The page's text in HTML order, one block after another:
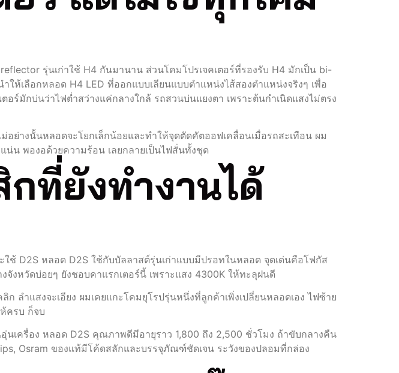
รุ่นเก่าใช้ H4 กันมานาน ส่วนโคมโปรเจคเตอร์ที่รองรับ H4 มักเป็น bi-
ห้เลือกหลอด H4 LED ที่ออกแบบเลียนแบบตำแหน่งไส้สองตำแหน่งจริงๆ เพื่อ
ร์มักบ่นว่าไฟต่ำสว่างแค่กลางใกล้ รถสวนบ่นแยงตา เพราะต้นกำเนิดแสงไม่ตรง
ย่างนั้นหลอดจะโยกเล็กน้อยและทำให้จุดตัดคัตออฟเคลื่อนเมื่อรถสะเทือน ผม
น่น พองอด้วยความร้อน เลยกลายเป็นไฟสั่นทั้งชุด
ที่ยังทำงานได้
ช้ D2S หลอด D2S ใช้กับบัลลาสต์รุ่นเก่าแบบมีปรอทในหลอด จุดเด่นคือโฟกัส
หวัดบ่อยๆ ยังชอบคาแรกเตอร์นี้ เพราะแสง 4300K ให้ทะลุฝนดี
ลำแสงจะเอียง ผมเคยแกะโคมยุโรปรุ่นหนึ่งที่ลูกค้าเพิ่งเปลี่ยนหลอดเอง ไฟซ้าย
ครบ ก็จบ
นเครื่อง หลอด D2S คุณภาพดีมีอายุราว 1,800 ถึง 2,500 ชั่วโมง ถ้าขับกลางคืน
Osram ของแท้มีโค้ดสลักและบรรจุภัณฑ์ชัดเจน ระวังของปลอมที่กล่อง